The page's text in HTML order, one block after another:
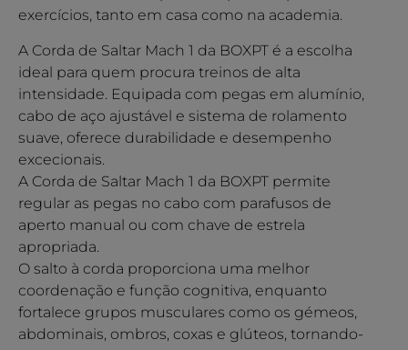
exercícios, tanto em casa como na academia.
A Corda de Saltar Mach 1 da BOXPT é a escolha
ideal para quem procura treinos de alta
intensidade. Equipada com pegas em alumínio,
cabo de aço ajustável e sistema de rolamento
suave, oferece durabilidade e desempenho
excecionais.
A Corda de Saltar Mach 1 da BOXPT permite
regular as pegas no cabo com parafusos de
aperto manual ou com chave de estrela
apropriada.
O salto à corda proporciona uma melhor
coordenação e função cognitiva, enquanto
fortalece grupos musculares como os gémeos,
abdominais, ombros, coxas e glúteos, tornando-